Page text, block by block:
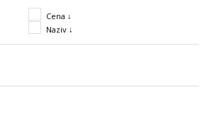
Cena ↓
Naziv ↓